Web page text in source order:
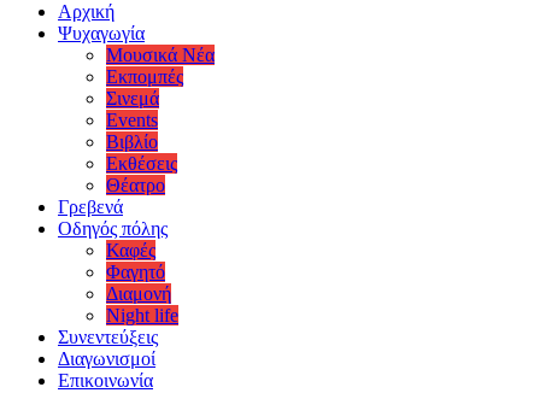
Αρχική
Ψυχαγωγία
Μουσικά Νέα
Εκπομπές
Σινεμά
Events
Βιβλίο
Εκθέσεις
Θέατρο
Γρεβενά
Οδηγός πόλης
Καφές
Φαγητό
Διαμονή
Night life
Συνεντεύξεις
Διαγωνισμοί
Επικοινωνία